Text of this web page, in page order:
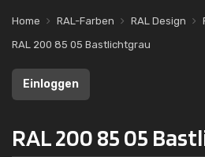
Home RAL-Farben RAL Design
RAL 200 85 05 Bastlichtgrau
Einloggen
RAL 200 85 05